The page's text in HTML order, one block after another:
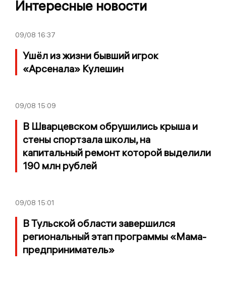
Интересные новости
09/08 16:37
Ушёл из жизни бывший игрок
«Арсенала» Кулешин
09/08 15:09
В Шварцевском обрушились крыша и
стены спортзала школы, на
капитальный ремонт которой выделили
190 млн рублей
09/08 15:01
В Тульской области завершился
региональный этап программы «Мама-
предприниматель»